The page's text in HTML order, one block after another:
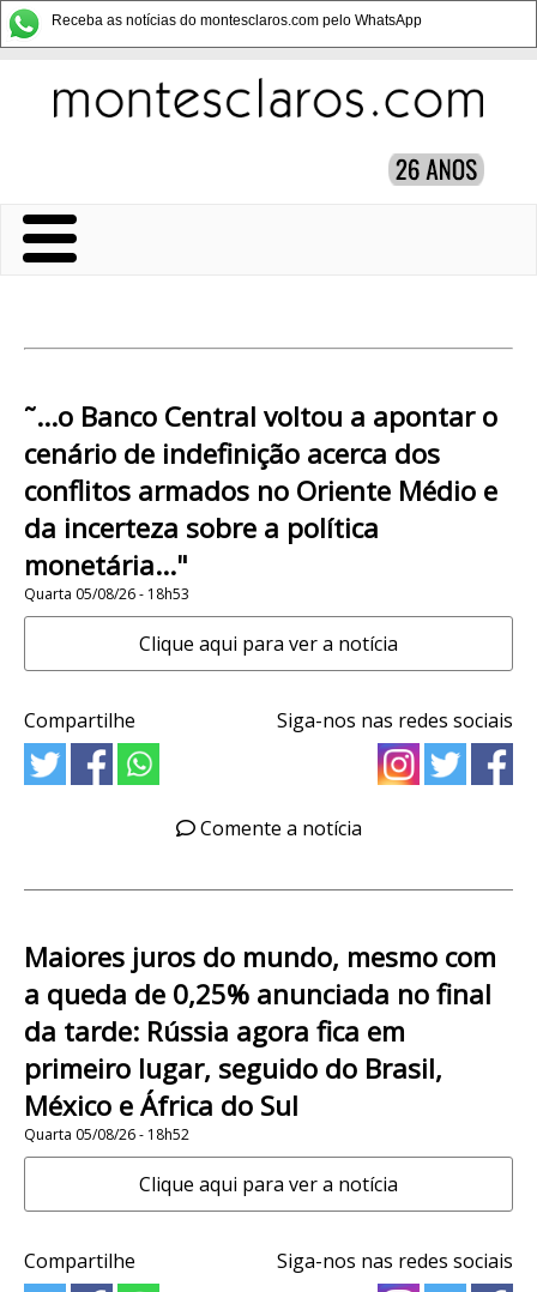
Receba as notícias do montesclaros.com pelo WhatsApp
˜...o Banco Central voltou a apontar o
cenário de indefinição acerca dos
conflitos armados no Oriente Médio e
da incerteza sobre a política
monetária..."
Quarta 05/08/26 - 18h53
Clique aqui para ver a notícia
Compartilhe Siga-nos nas redes sociais
Comente a notícia
Maiores juros do mundo, mesmo com
a queda de 0,25% anunciada no final
da tarde: Rússia agora fica em
primeiro lugar, seguido do Brasil,
México e África do Sul
Quarta 05/08/26 - 18h52
Clique aqui para ver a notícia
Compartilhe Siga-nos nas redes sociais